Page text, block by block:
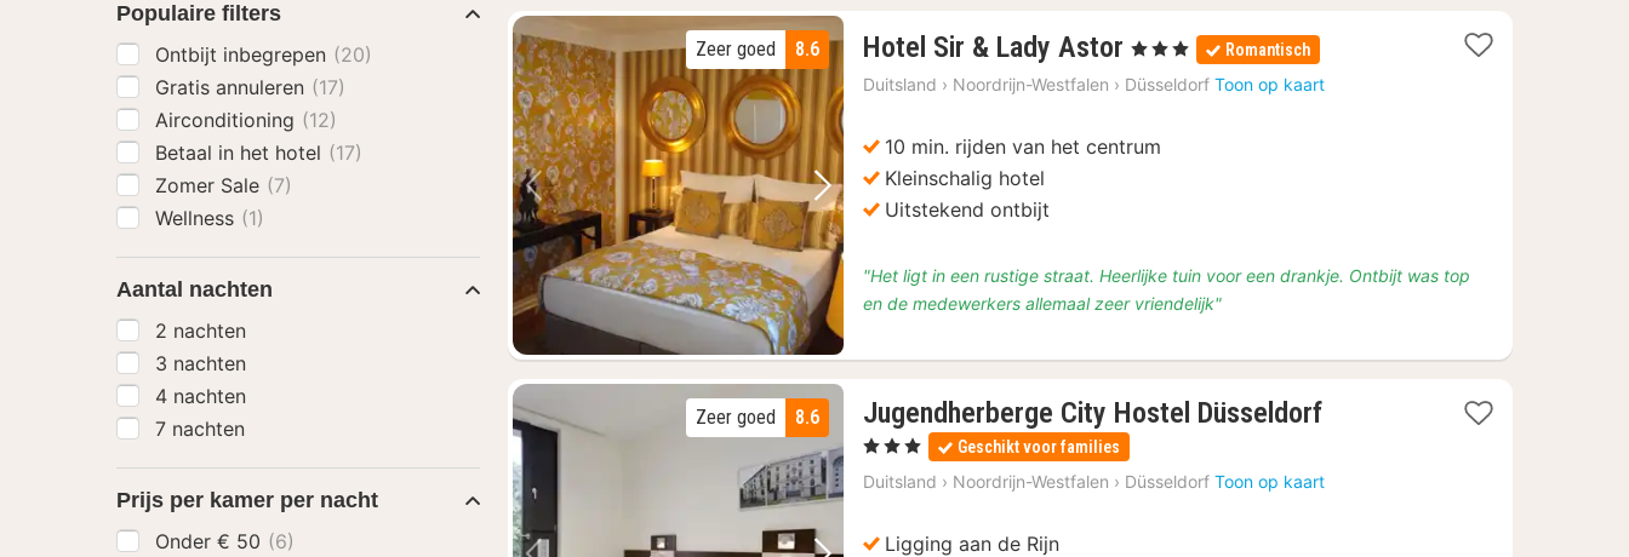
Vorige foto Volgende foto
8.6
Zeer goed Hotel Sir & Lady Astor 1
nacht
vanaf
69
, 3 Sterren Romantisch
Duitsland › Noordrijn-Westfalen › Düsseldorf Toon op kaart
10 min. rijden van het centrum
Kleinschalig hotel
Uitstekend ontbijt
"Het ligt in een rustige straat. Heerlijke tuin voor een drankje. Ontbijt was top
en de medewerkers allemaal zeer vriendelijk"
8.6
Zeer goed Jugendherberge City Hostel Düsseldorf3
vanaf
€
, 3 Sterren Geschikt voor families
Duitsland › Noordrijn-Westfalen › Düsseldorf Toon op kaart
Ligging aan de Rijn
Populaire filters
Ontbijt inbegrepen (20)
Gratis annuleren (17)
Airconditioning (12)
Betaal in het hotel (17)
Zomer Sale (7)
Wellness (1)
Aantal nachten
2 nachten
3 nachten
4 nachten
7 nachten
Prijs per kamer per nacht
Onder € 50 (6)